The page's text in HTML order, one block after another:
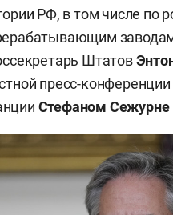
РФ, в том числе по
Штатов
пресс-конференции
Стефаном Сежурне